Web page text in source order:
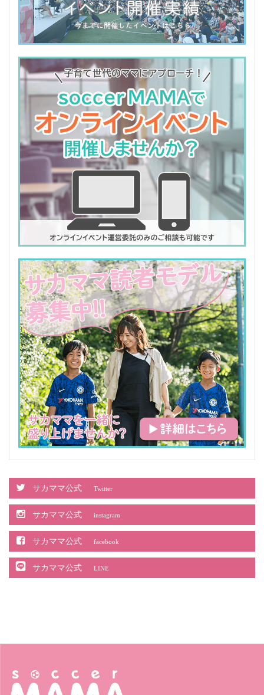
サカママ公式 Twitter
サカママ公式 instagram
サカママ公式 facebook
サカママ公式 LINE